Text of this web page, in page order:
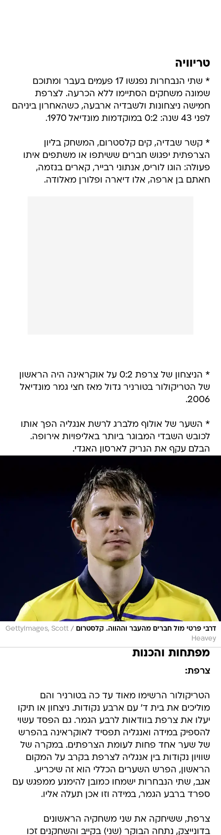
טריוויה
* שתי הנבחרות נפגשו 17 פעמים בעבר ומתוכם
שמונה משחקים הסתיימו ללא הכרעה. לצרפת
חמישה ניצחונות ולשבדיה ארבעה, כשהאחרון ביניהם
לפני 43 שנה: 0:2 במוקדמות מונדיאל 1970.
* קשר שבדיה, קים קלסטרום, המשחק בליון
הצרפתית יפגוש חברים ששיתפו או משתפים איתו
פעולה: הוגו לוריס, אנתוני רבייר, קארים בנזמה,
חאתם בן ארפה, אלו דיארה ופלורן מאלודה.
* הניצחון של צרפת 0:2 על אוקראינה היה הראשון
של הטריקולור בטורניר גדול מאז חצי גמר מונדיאל
2006.
* השער של אולוף מלברג לרשת אנגליה הפך אותו
לכובש השבדי המבוגר ביותר באליפויות אירופה.
הבלם עקף את הנריק לארסון האגדי.
דרבי פרטי מול חברים מהעבר וההווה. קלסטרום /
GettyImages, Scott
Heavey
מפתחות והכנות
צרפת:
הטריקולור הרשימו מאוד עד כה בטורניר והם
מוליכים את בית ד' עם ארבע נקודות. ניצחון או תיקו
יעלו את צרפת בוודאות לרבע הגמר. גם הפסד עשוי
להספיק במידה ואנגליה תפסיד לאוקראינה בהפרש
של שער אחד פחות לעומת הצרפתים. במקרה של
שוויון נקודות בין אנגליה לצרפת בקרב על המקום
הראשון, הפרש השערים הכללי הוא זה שיכריע.
אגב, שתי הנבחרות ישמחו כמובן להימנע ממפגש עם
ספרד ברבע הגמר, במידה וזו אכן תעלה אליו.
צרפת, ששיחקה את שני משחקיה הראשונים
בדונייצק, נתחה הבוקר (שני) בקייב והשחקנים זכו